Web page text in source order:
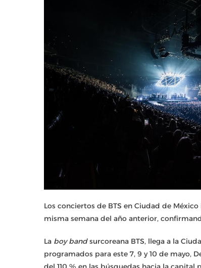
Los conciertos de BTS en Ciudad de
misma semana del año anterior,
La boy bandsurcoreana BTS, llega a la
programados para este 7, 9 y 10 de mayo,